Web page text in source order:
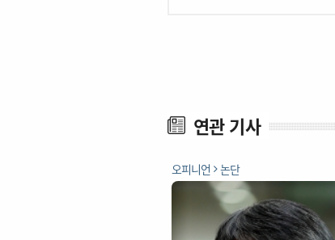
연관 기사
오피니언 논단